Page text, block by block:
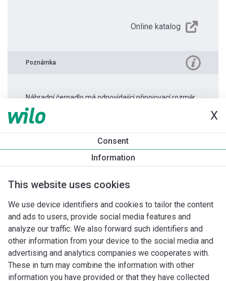
X
Consent
Information
This website uses cookies
We use device identifiers and cookies to tailor the content
and ads to users, provide social media features and
analyze our traffic. We also forward such identifiers and
other information from your device to the social media and
advertising and analytics companies we cooperates with.
These in turn may combine the information with other
information you have provided or that they have collected
Online katalog
Poznámka
Náhradní čerpadlo má odpovídající připojovací rozměr.
Informace o produktu